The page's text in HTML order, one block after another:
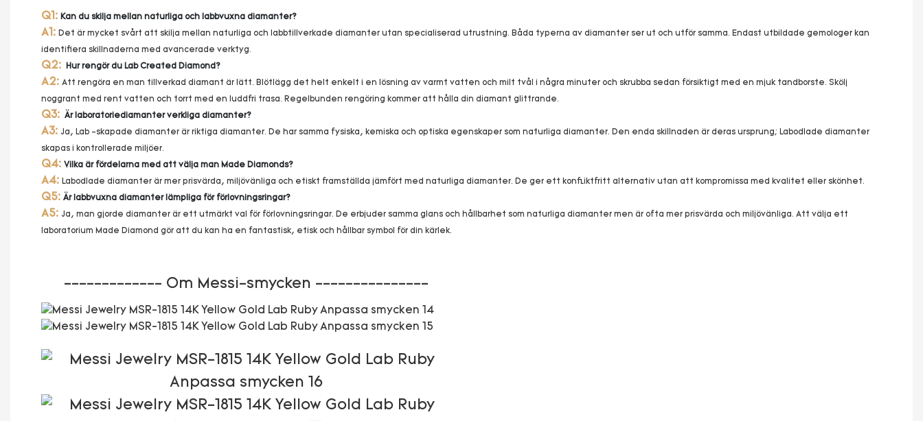
Q1: Kan du skilja mellan naturliga och labbvuxna diamanter?
A1: Det är mycket svårt att skilja mellan naturliga och labbtillverkade diamanter utan specialiserad utrustning. Båda typerna av diamanter ser ut och utför samma. Endast utbildade gemologer kan
identifiera skillnaderna med avancerade verktyg.
Q2: Hur rengör du Lab Created Diamond?
A2: Att rengöra en man tillverkad diamant är lätt. Blötlägg det helt enkelt i en lösning av varmt vatten och milt tvål i några minuter och skrubba sedan försiktigt med en mjuk tandborste. Skölj
noggrant med rent vatten och torrt med en luddfri trasa. Regelbunden rengöring kommer att hålla din diamant glittrande.
Q3: Är laboratoriediamanter verkliga diamanter?
A3: Ja, Lab -skapade diamanter är riktiga diamanter. De har samma fysiska, kemiska och optiska egenskaper som naturliga diamanter. Den enda skillnaden är deras ursprung; Labodlade diamanter
skapas i kontrollerade miljöer.
Q4: Vilka är fördelarna med att välja man Made Diamonds?
A4: Labodlade diamanter är mer prisvärda, miljövänliga och etiskt framställda jämfört med naturliga diamanter. De ger ett konfliktfritt alternativ utan att kompromissa med kvalitet eller skönhet.
Q5: Är labbvuxna diamanter lämpliga för förlovningsringar?
A5: Ja, man gjorde diamanter är ett utmärkt val för förlovningsringar. De erbjuder samma glans och hållbarhet som naturliga diamanter men är ofta mer prisvärda och miljövänliga. Att välja ett
laboratorium Made Diamond gör att du kan ha en fantastisk, etisk och hållbar symbol för din kärlek.
------------- Om Messi-smycken ---------------